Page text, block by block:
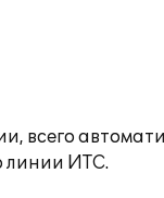
всего
линии ИТС.